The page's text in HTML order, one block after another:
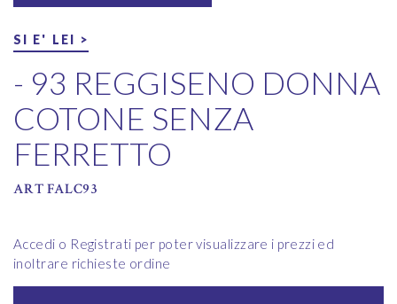
SI E' LEI >
- 93 REGGISENO DONNA
COTONE SENZA
FERRETTO
ART FALC93
Accedi o Registrati per poter visualizzare i prezzi ed
inoltrare richieste ordine